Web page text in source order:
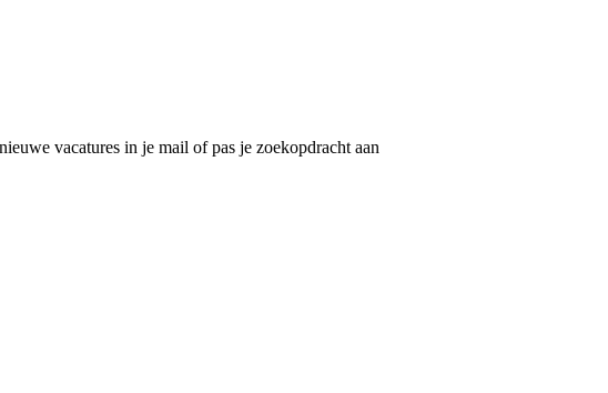
vacatures in je mail of pas je zoekopdracht aan